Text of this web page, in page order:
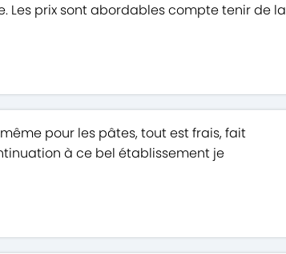
Les prix sont abordables compte tenir de la
pour les pâtes, tout est frais, fait
à ce bel établissement je